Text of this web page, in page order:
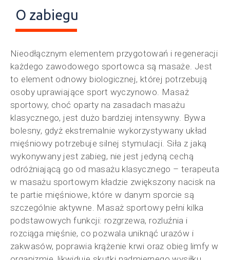
O zabiegu
Nieodłącznym elementem przygotowań i regeneracji
każdego zawodowego sportowca są masaże. Jest
to element odnowy biologicznej, której potrzebują
osoby uprawiające sport wyczynowo. Masaż
sportowy, choć oparty na zasadach masażu
klasycznego, jest dużo bardziej intensywny. Bywa
bolesny, gdyż ekstremalnie wykorzystywany układ
mięśniowy potrzebuje silnej stymulacji. Siła z jaką
wykonywany jest zabieg, nie jest jedyną cechą
odróżniającą go od masażu klasycznego – terapeuta
w masażu sportowym kładzie zwiększony nacisk na
te partie mięśniowe, które w danym sporcie są
szczególnie aktywne. Masaż sportowy pełni kilka
podstawowych funkcji: rozgrzewa, rozluźnia i
rozciąga mięśnie, co pozwala uniknąć urazów i
zakwasów, poprawia krążenie krwi oraz obieg limfy w